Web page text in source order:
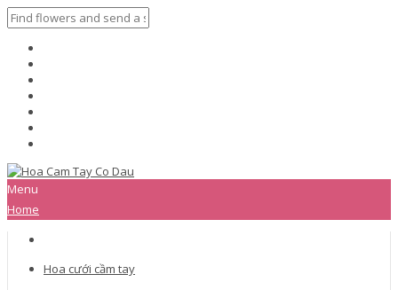
Menu
Home
Hoa cưới cầm tay